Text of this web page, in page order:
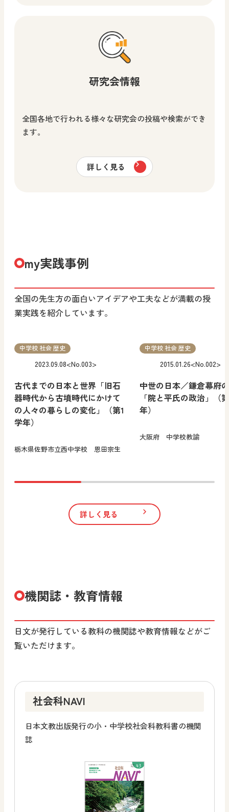
研究会情報
全国各地で行われる様々な研究会の投稿や検索ができ
ます。
詳しく見る
my実践事例
全国の先生方の面白いアイデアや工夫などが満載の授
業実践を紹介しています。
古代までの日本と世界「旧石
器時代から古墳時代にかけて
の人々の暮らしの変化」（第1
学年）
栃木県佐野市立西中学校 恩田宗生
2023.09.08<No.003>
中学校 社会 歴史
中世の日本／鎌倉幕府
「院と平氏の政治」（
年）
大阪府 中学校教諭
2015.01.26<No.002>
中学校 社会 歴史
詳しく見る
機関誌・教育情報
日文が発行している教科の機関誌や教育情報などがご
覧いただけます。
社会科NAVI
日本文教出版発行の小・中学校社会科教科書の機関
誌